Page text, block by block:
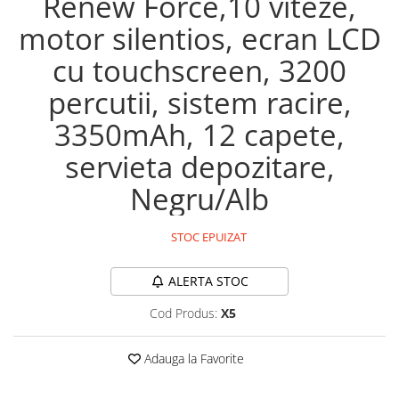
Maturi, mopuri si galeti
Organizare si depozitare
Pistoale de lipit
Termometre bucatarie
Tigai si Seturi
Unelte si aparate de masura
Uscatoare Rufe
Console, Jocuri & Accesorii
Electrocasnice & Climatizare
Aspiratoare
Blendere & Tocatoare
motor silentios, ecran LCD
cu touchscreen, 3200
percutii, sistem racire,
3350mAh, 12 capete,
servieta depozitare,
Negru/Alb
STOC EPUIZAT
ALERTA STOC
Cod Produs: X5
Adauga la Favorite